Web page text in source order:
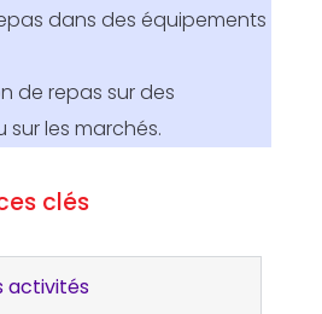
dans des équipements
de repas sur des
sur les marchés.
clés
activités